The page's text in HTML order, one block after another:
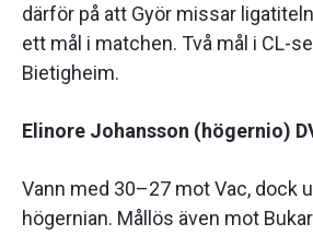
därför på att Györ missar
ett mål i matchen. Två mål i CL-
Bietigheim.
Elinore Johansson (högernio)
Vann med 30–27 mot Vac, dock
högernian. Mållös även mot